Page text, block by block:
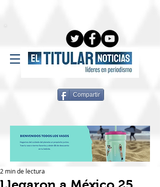
Compartir
2 min de lectura